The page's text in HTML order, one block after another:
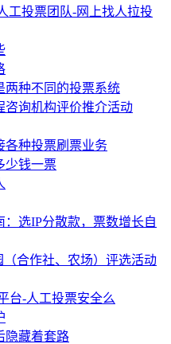
工投票团队-网上找人拉投
两种不同的投票系统
咨询机构评价推介活动
各种投票刷票业务
少钱一票
选IP分散款，票数增长自
（合作社、农场）评选活动
台-人工投票安全么
隐藏着套路